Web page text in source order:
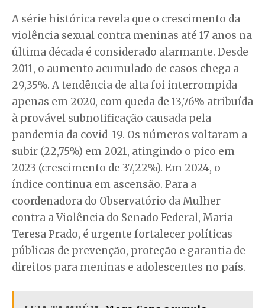
A série histórica revela que o crescimento da
violência sexual contra meninas até 17 anos na
última década é considerado alarmante. Desde
2011, o aumento acumulado de casos chega a
29,35%. A tendência de alta foi interrompida
apenas em 2020, com queda de 13,76% atribuída
à provável subnotificação causada pela
pandemia da covid-19. Os números voltaram a
subir (22,75%) em 2021, atingindo o pico em
2023 (crescimento de 37,22%). Em 2024, o
índice continua em ascensão. Para a
coordenadora do Observatório da Mulher
contra a Violência do Senado Federal, Maria
Teresa Prado, é urgente fortalecer políticas
públicas de prevenção, proteção e garantia de
direitos para meninas e adolescentes no país.